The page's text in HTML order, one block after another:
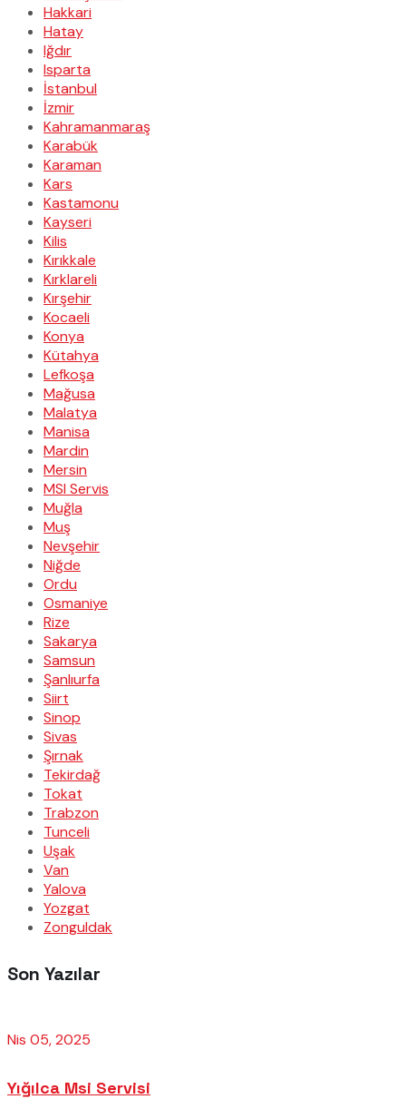
Hakkari
Hatay
Iğdır
Isparta
İstanbul
İzmir
Kahramanmaraş
Karabük
Karaman
Kars
Kastamonu
Kayseri
Kilis
Kırıkkale
Kırklareli
Kırşehir
Kocaeli
Konya
Kütahya
Lefkoşa
Mağusa
Malatya
Manisa
Mardin
Mersin
MSI Servis
Muğla
Muş
Nevşehir
Niğde
Ordu
Osmaniye
Rize
Sakarya
Samsun
Şanlıurfa
Siirt
Sinop
Sivas
Şırnak
Tekirdağ
Tokat
Trabzon
Tunceli
Uşak
Van
Yalova
Yozgat
Zonguldak
Son Yazılar
Nis 05, 2025
Yığılca Msi Servisi